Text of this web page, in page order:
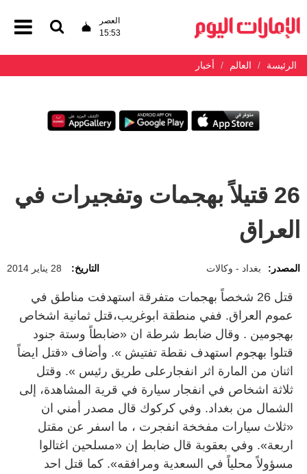
العصر
15:53
الرئيسة العالم أخبار
26 قتيلاً بهجمات وتفجيرات في
العراق
المصدر: بغداد - وكالات التاريخ: 28 يناير 2014
قتل 26 شخصاً بهجمات متفرقة استهدفت مناطق في
عموم العراق. ففي منطقة ابوغريب،قتل ثمانية اشخاص
بهجومين . وقال ضابط شرطة ان «ضابطاً وستة جنود
قتلوا بهجوم استهدف نقطة تفتيش ». وأضاف «قتل ايضاً
اثنان من المارة اثر انفجارعلى طريق رئيس ». وقتل
ثلاثة اشخاص في انفجار سيارة في قرية المشاهدة، إلى
الشمال من بغداد. وفي كركوك قال مصدر أمني ان
«ثلاث سيارات مفخخة انفجرت ، ما اسفر عن مقتل
اربعة». وفي بعقوبة قال ضابط إن «مسلحين اغتالوا
مسؤولاً محلياً في السعدية ومرافقه». كما قتل احد